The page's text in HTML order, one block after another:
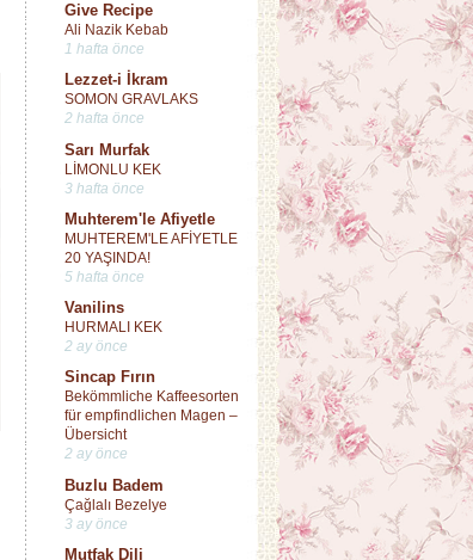
Give Recipe
Ali Nazik Kebab
1 hafta önce
Lezzet-i İkram
SOMON GRAVLAKS
2 hafta önce
Sarı Murfak
LİMONLU KEK
3 hafta önce
Muhterem'le Afiyetle
MUHTEREM'LE AFİYETLE
20 YAŞINDA!
5 hafta önce
Vanilins
HURMALI KEK
2 ay önce
Sincap Fırın
Bekömmliche Kaffeesorten
für empfindlichen Magen –
Übersicht
2 ay önce
Buzlu Badem
Çağlalı Bezelye
3 ay önce
Mutfak Dili